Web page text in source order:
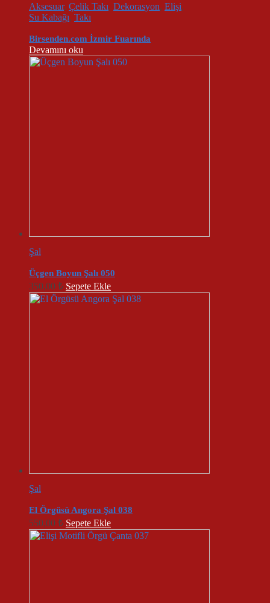
Aksesuar, Çelik Takı, Dekorasyon, Elişi,
Su Kabağı, Takı
Birsenden.com İzmir Fuarında
Devamını oku
Şal
Üçgen Boyun Şalı 050
350,00 ₺ Sepete Ekle
Şal
El Örgüsü Angora Şal 038
550,00 ₺ Sepete Ekle